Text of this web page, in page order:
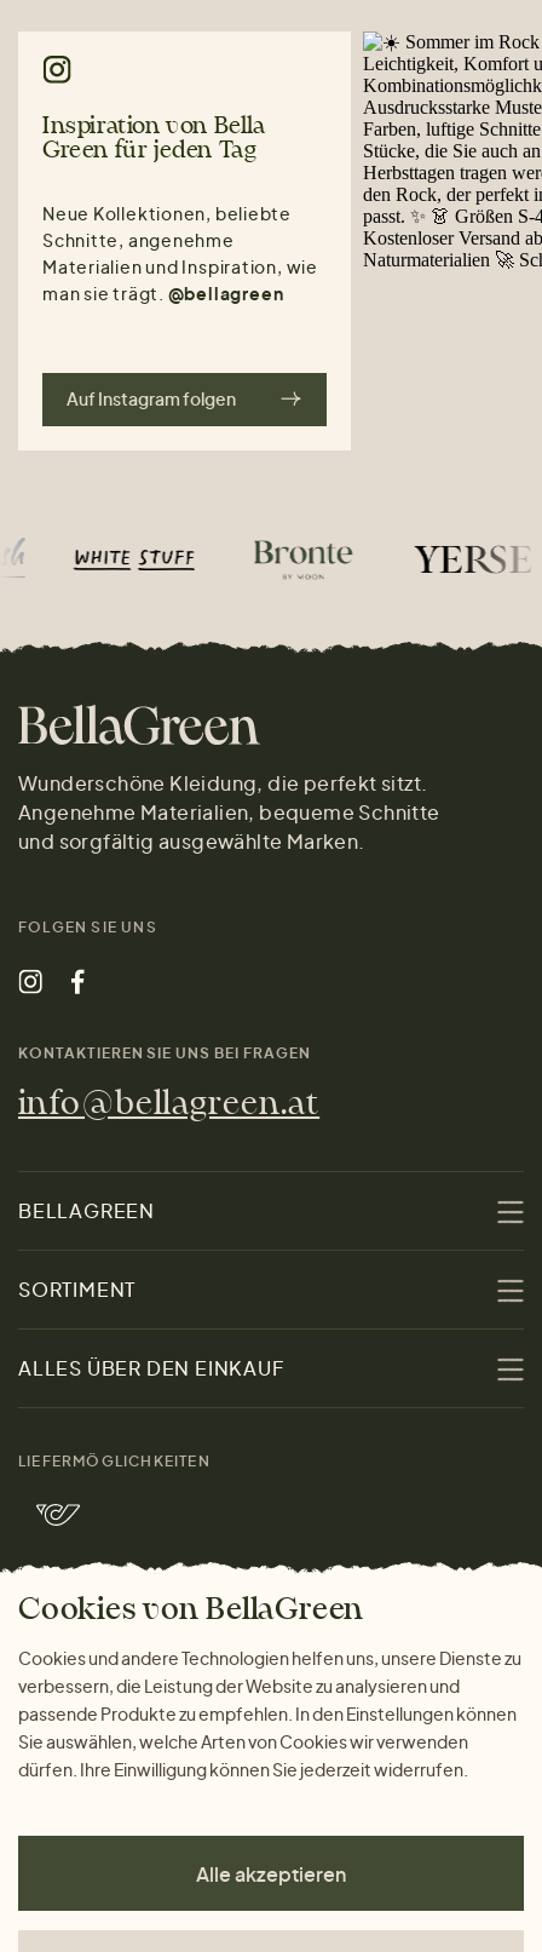
Inspiration von Bella
Green für jeden Tag
Neue Kollektionen, beliebte
Schnitte, angenehme
Materialien und Inspiration, wie
man sie trägt. @bellagreen
Auf Instagram folgen
Wunderschöne Kleidung, die perfekt sitzt.
Angenehme Materialien, bequeme Schnitte
und sorgfältig ausgewählte Marken.
FOLGEN SIE UNS
KONTAKTIEREN SIE UNS BEI FRAGEN
info@bellagreen.at
BELLAGREEN
Nachhaltigkeit
Kontakt
Marken
Bella Green Magazin
SORTIMENT
Damen
Herren
Wohnen
Geschenke
ALLES ÜBER DEN EINKAUF
Warum bei uns einkaufen
LIEFERMÖGLICHKEITEN
ZAHLUNGSMÖGLICHKEITEN
Cookies von BellaGreen
Cookies und andere Technologien helfen uns, unsere Dienste zu
verbessern, die Leistung der Website zu analysieren und
passende Produkte zu empfehlen. In den Einstellungen können
Sie auswählen, welche Arten von Cookies wir verwenden
dürfen. Ihre Einwilligung können Sie jederzeit widerrufen.
Alle akzeptieren